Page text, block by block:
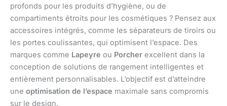
profonds pour les produits d’hygiène, ou de
compartiments étroits pour les cosmétiques ? Pensez aux
accessoires intégrés, comme les séparateurs de tiroirs ou
les portes coulissantes, qui optimisent l’espace. Des
marques comme Lapeyre ou Porcher excellent dans la
conception de solutions de rangement intelligentes et
entièrement personnalisables. L’objectif est d’atteindre
une optimisation de l’espace maximale sans compromis
sur le design.